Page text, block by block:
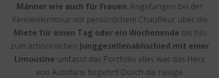
Männer wie auch für Frauen: Angefangen bei der
Kennenlerntour mit persönlichem Chauffeur über die
Miete für einen Tag oder ein Wochenende bis hin
zum actionreichen Junggesellenabhschied mit einer
Limousine umfasst das Portfolio alles was das Herz
von Autofans begehrt! Durch die riesige